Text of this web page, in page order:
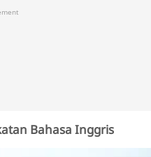
Bahasa Inggris